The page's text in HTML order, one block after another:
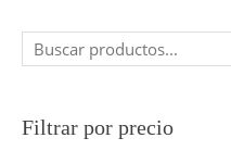
Filtrar por precio